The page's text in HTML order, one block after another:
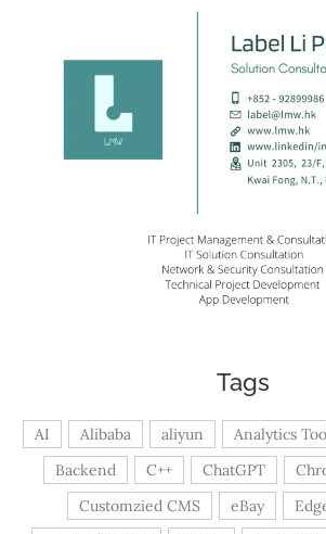
Tags
AI Alibaba aliyun Analytics
Backend
C++ ChatGPT
Customzied CMS
eBay